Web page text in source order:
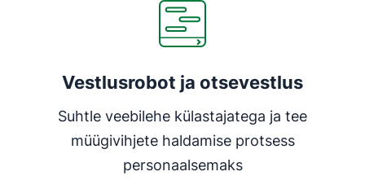
Vestlusrobot ja otsevestlus
Suhtle veebilehe külastajatega ja tee
müügivihjete haldamise protsess
personaalsemaks